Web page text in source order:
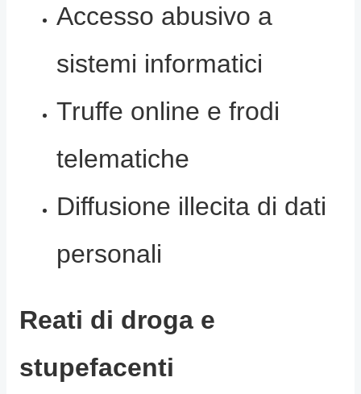
Accesso abusivo a
sistemi informatici
Truffe online e frodi
telematiche
Diffusione illecita di dati
personali
Reati di droga e
stupefacenti